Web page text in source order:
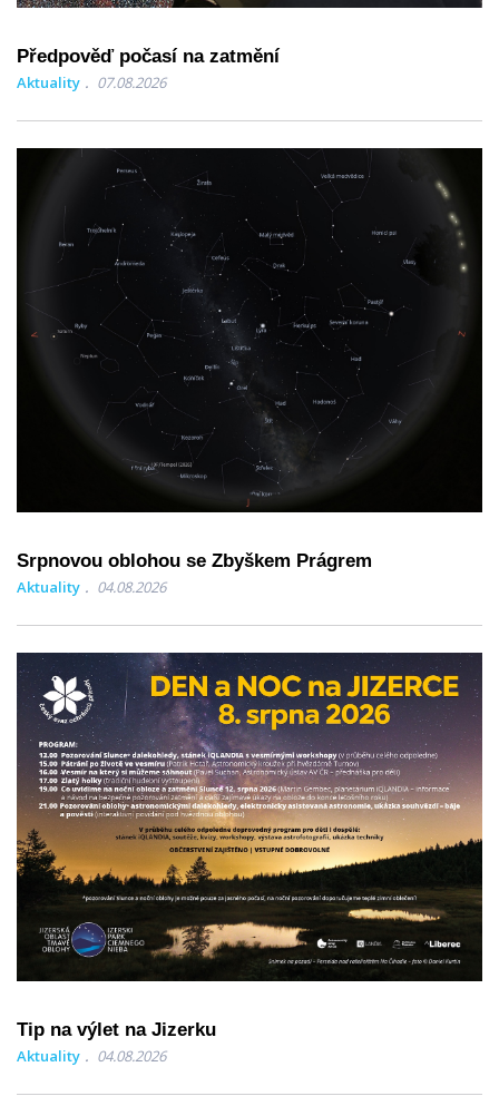
Předpověď počasí na zatmění
Aktuality 07.08.2026
Srpnovou oblohou se Zbyškem Prágrem
Aktuality 04.08.2026
Tip na výlet na Jizerku
Aktuality 04.08.2026